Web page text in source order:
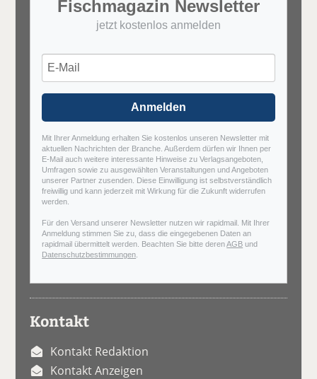
Fischmagazin Newsletter
jetzt kostenlos anmelden
Anmelden
Mit Ihrer Anmeldung erhalten Sie kostenlos unseren Newsletter mit
aktuellen Nachrichten der Branche. Außerdem dürfen wir Ihnen per
E-Mail auch weitere interessante Hinweise zu Verlagsangeboten,
Umfragen sowie zu ausgewählten Veranstaltungen und Angeboten
unserer Partner zusenden. Diese Einwilligung ist selbstverständlich
freiwillig und kann jederzeit mit Wirkung für die Zukunft widerrufen
werden.
Für den Versand unserer Newsletter nutzen wir rapidmail. Mit Ihrer
Anmeldung stimmen Sie zu, dass die eingegebenen Daten an
rapidmail übermittelt werden. Beachten Sie bitte derenAGB und
Datenschutzbestimmungen
Kontakt
Kontakt Redaktion
Kontakt Anzeigen